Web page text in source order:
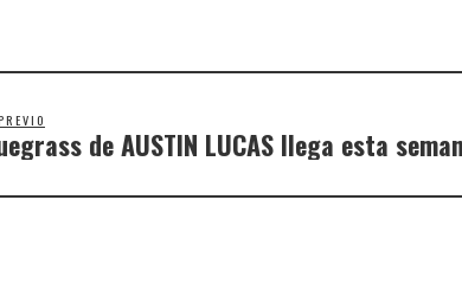
de AUSTIN LUCAS llega esta